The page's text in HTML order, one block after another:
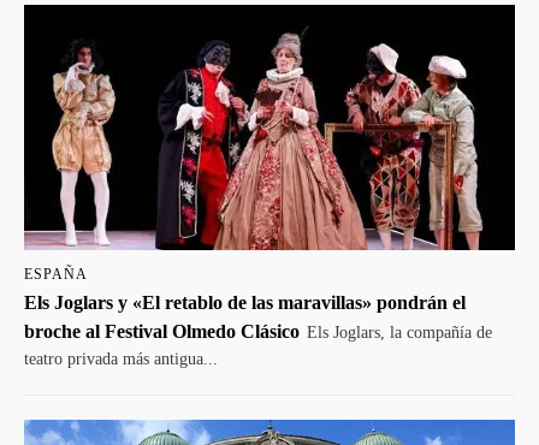
ESPAÑA
Els Joglars y «El retablo de las maravillas» pondrán el
broche al Festival Olmedo Clásico Els Joglars, la compañía de
teatro privada más antigua...